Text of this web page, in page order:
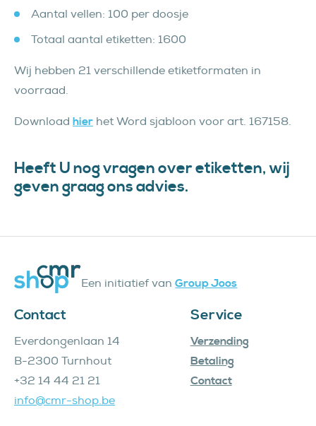
Aantal vellen: 100 per doosje
Totaal aantal etiketten: 1600
Wij hebben 21 verschillende etiketformaten in
voorraad.
Download hier het Word sjabloon voor art. 167158.
Heeft U nog vragen over etiketten, wij
geven graag ons advies.
Een initiatief vanGroup Joos
Contact
Everdongenlaan 14
B-2300 Turnhout
+32 14 44 21 21
info@cmr-shop.be
Service
Verzending
Betaling
Contact